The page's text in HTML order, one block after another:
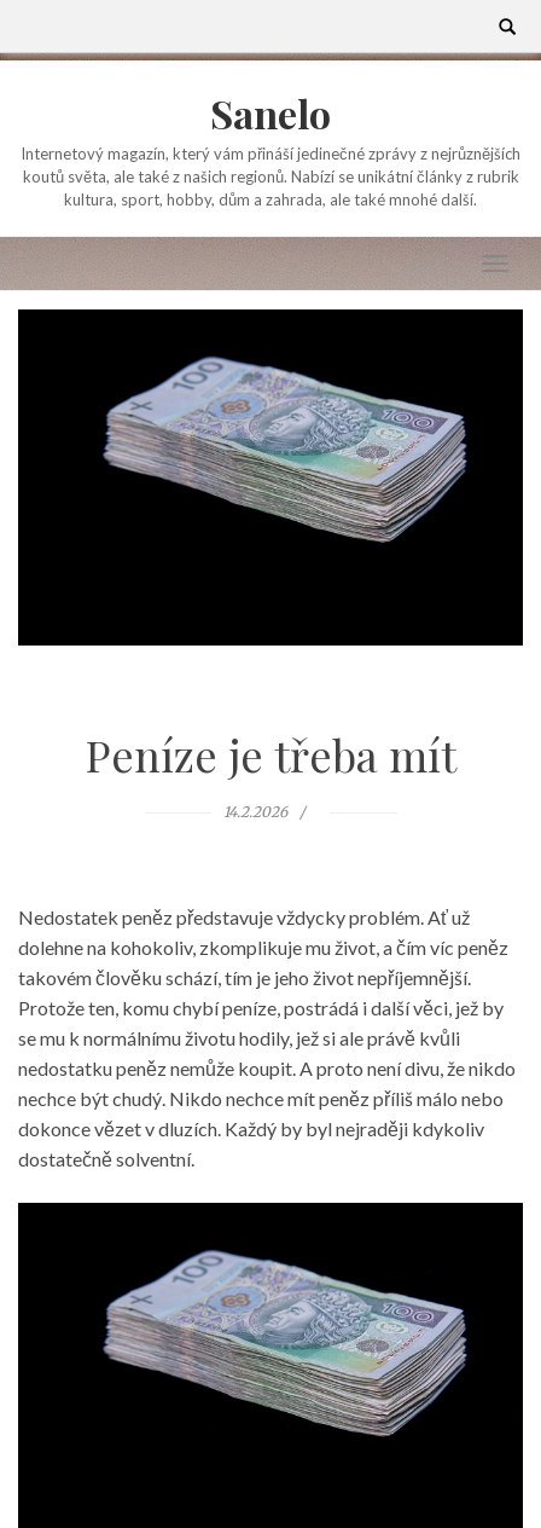
Search
Sanelo
Internetový magazín, který vám přináší jedinečné zprávy z nejrůznějších
koutů světa, ale také z našich regionů. Nabízí se unikátní články z rubrik
kultura, sport, hobby, dům a zahrada, ale také mnohé další.
Peníze je třeba mít
14.2.2026
Nedostatek peněz představuje vždycky problém. Ať už
dolehne na kohokoliv, zkomplikuje mu život, a čím víc peněz
takovém člověku schází, tím je jeho život nepříjemnější.
Protože ten, komu chybí peníze, postrádá i další věci, jež by
se mu k normálnímu životu hodily, jež si ale právě kvůli
nedostatku peněz nemůže koupit. A proto není divu, že nikdo
nechce být chudý. Nikdo nechce mít peněz příliš málo nebo
dokonce vězet v dluzích. Každý by byl nejraději kdykoliv
dostatečně solventní.